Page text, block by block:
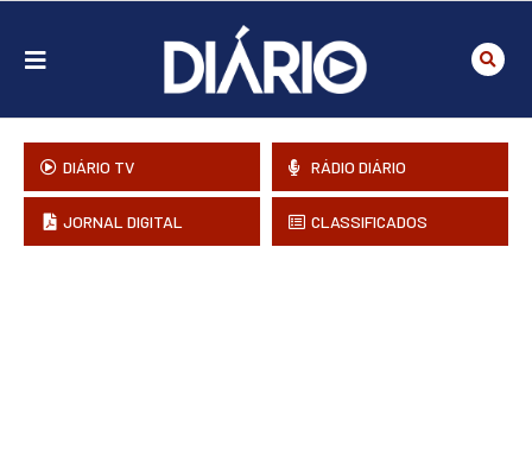
DIÁRIO TV RÁDIO DIÁRIO
JORNAL DIGITAL CLASSIFICADOS